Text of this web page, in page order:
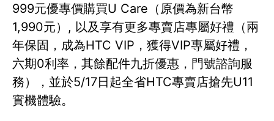
999元優專價購買U Care（原價為新台幣
1,990元）, 以及享有更多專賣店專屬好禮（兩
年保固，成為HTC VIP，獲得VIP專屬好禮，
六期0利率，其餘配件九折優惠，門號諮詢服
務），並於5/17日起全省HTC專賣店搶先U11
實機體驗。